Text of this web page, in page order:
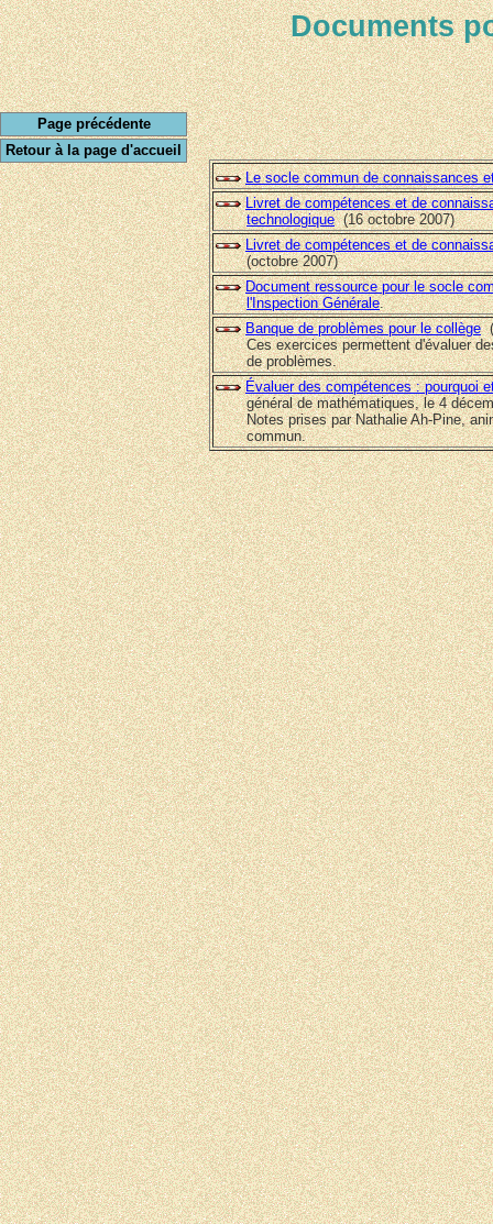
Le socle commun de connaissances
Livret de compétences et de
technologique(16 octobre 2007)
Livret de compétences et de
(octobre 2007)
Document ressource pour le socle
l'Inspection Générale.
Banque de problèmes pour le collège
Ces exercices permettent d'évaluer des
de problèmes.
Évaluer des compétences : pourquoi
général de mathématiques, le 4
Notes prises par Nathalie Ah-Pine,
commun.
Page précédente
Retour à la page d'accueil
Documents